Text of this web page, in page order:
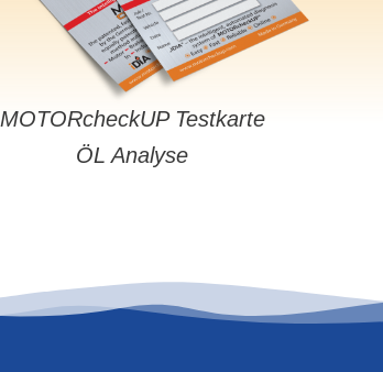
MOTORcheckUP Testkarte
ÖL Analyse